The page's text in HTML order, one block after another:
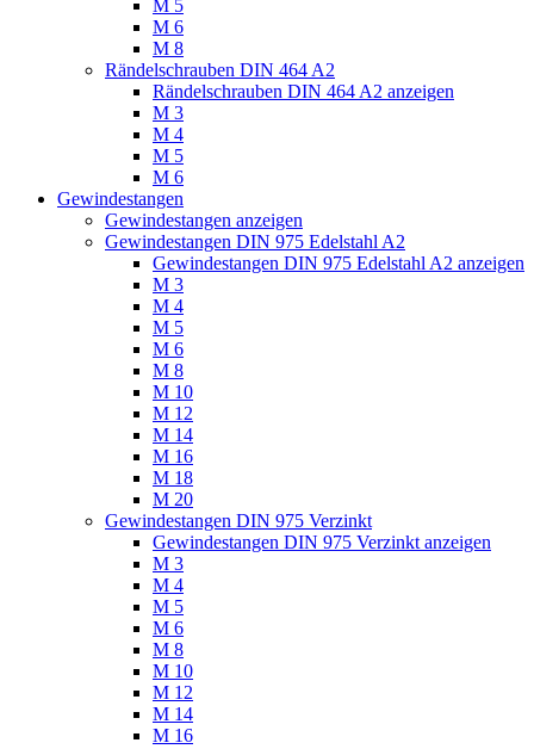
M 5
M 6
M 8
Rändelschrauben DIN 464 A2
Rändelschrauben DIN 464 A2 anzeigen
M 3
M 4
M 5
M 6
Gewindestangen
Gewindestangen anzeigen
Gewindestangen DIN 975 Edelstahl A2
Gewindestangen DIN 975 Edelstahl A2 anzeigen
M 3
M 4
M 5
M 6
M 8
M 10
M 12
M 14
M 16
M 18
M 20
Gewindestangen DIN 975 Verzinkt
Gewindestangen DIN 975 Verzinkt anzeigen
M 3
M 4
M 5
M 6
M 8
M 10
M 12
M 14
M 16